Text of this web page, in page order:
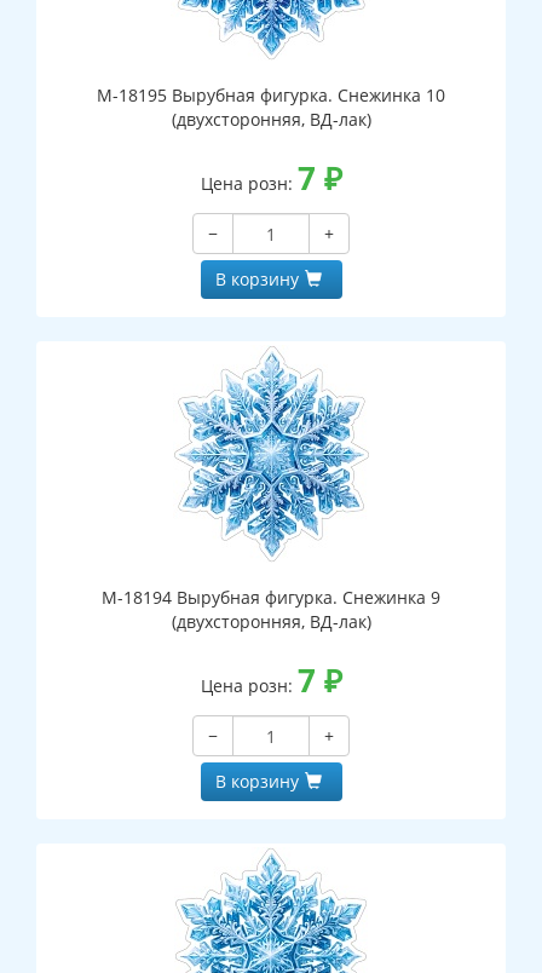
М-18195 Вырубная фигурка. Снежинка 10
(двухсторонняя, ВД-лак)
Цена розн: 7 ₽
−
+
В корзину
М-18194 Вырубная фигурка. Снежинка 9
(двухсторонняя, ВД-лак)
Цена розн: 7 ₽
−
+
В корзину